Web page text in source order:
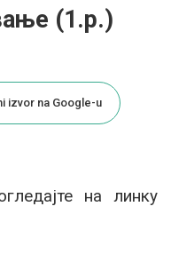
(1.р.)
izvor na Google-u
на линку